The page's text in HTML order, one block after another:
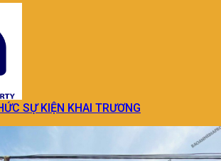
SỰ KIỆN KHAI TRƯƠNG